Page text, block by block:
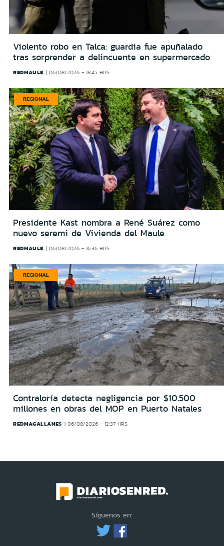
Violento robo en Talca: guardia fue apuñalado
tras sorprender a delincuente en supermercado
REDMAULE 06/08/2026 - 18:45 HRS
REGIONAL
Presidente Kast nombra a René Suárez como
nuevo seremi de Vivienda del Maule
REDMAULE 06/08/2026 - 16:36 HRS
REGIONAL
Contraloría detecta negligencia por $10.500
millones en obras del MOP en Puerto Natales
REDMAGALLANES 06/08/2026 - 12:37 HRS
Síguenos en: